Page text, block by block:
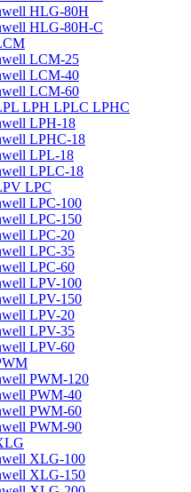
HLG-80H
HLG-80H-C
LCM-25
LCM-40
LCM-60
LPH LPLC LPHC
LPH-18
LPHC-18
LPL-18
LPLC-18
LPC
LPC-100
LPC-150
LPC-20
LPC-35
LPC-60
LPV-100
LPV-150
LPV-20
LPV-35
LPV-60
PWM-120
PWM-40
PWM-60
PWM-90
XLG-100
XLG-150